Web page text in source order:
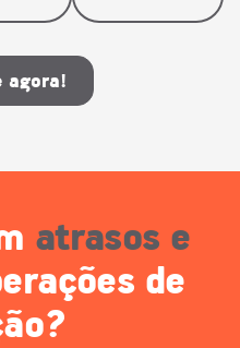
agora!
atrasos e
de